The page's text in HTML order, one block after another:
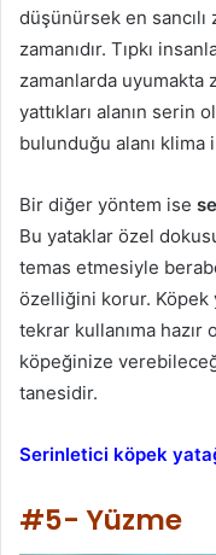
düşünürsek en
zamanıdır. Tıpkı
zamanlarda uyumakta
yattıkları alanın serin
bulunduğu alanı
Bir diğer yöntem ise
Bu yataklar özel
temas etmesiyle
özelliğini korur. Köpek
tekrar kullanıma hazır
köpeğinize
tanesidir.
Serinletici köpek
#5- Yüzme